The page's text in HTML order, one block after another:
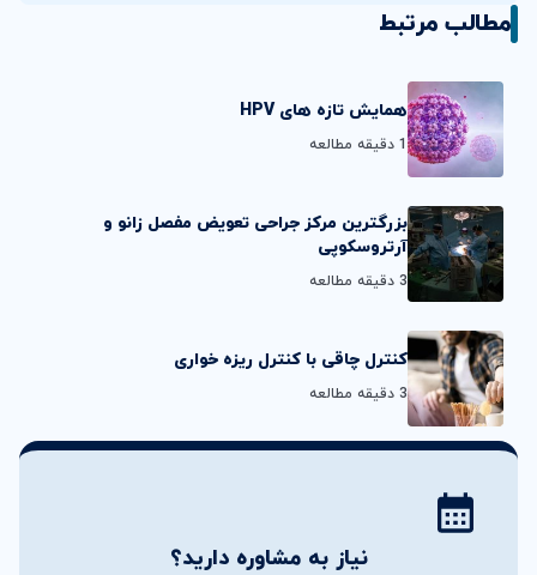
مطالب مرتبط
همایش تازه های HPV
1 دقیقه مطالعه
بزرگترين مركز جراحی تعويض مفصل زانو و
آرتروسكوپی
3 دقیقه مطالعه
کنترل چاقی با کنترل ریزه خواری
3 دقیقه مطالعه
نیاز به مشاوره دارید؟